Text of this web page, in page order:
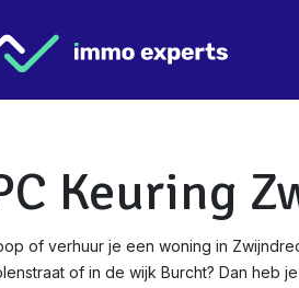
Keuring
of verhuur je een woning in
of in de wijk Burcht? Dan heb